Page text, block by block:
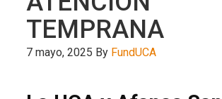
TEMPRANA
7 mayo, 2025 By FundUCA